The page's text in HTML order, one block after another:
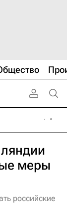
меры
российские